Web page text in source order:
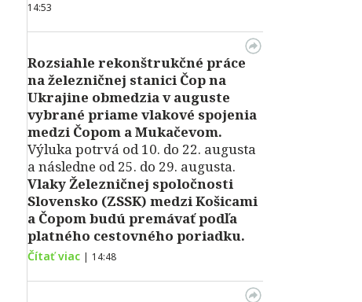
14:53
Rozsiahle rekonštrukčné práce
na železničnej stanici Čop na
Ukrajine obmedzia v auguste
vybrané priame vlakové spojenia
medzi Čopom a Mukačevom.
Výluka potrvá od 10. do 22. augusta
a následne od 25. do 29. augusta.
Vlaky Železničnej spoločnosti
Slovensko (ZSSK) medzi Košicami
a Čopom budú premávať podľa
platného cestovného poriadku.
Čítať viac | 14:48